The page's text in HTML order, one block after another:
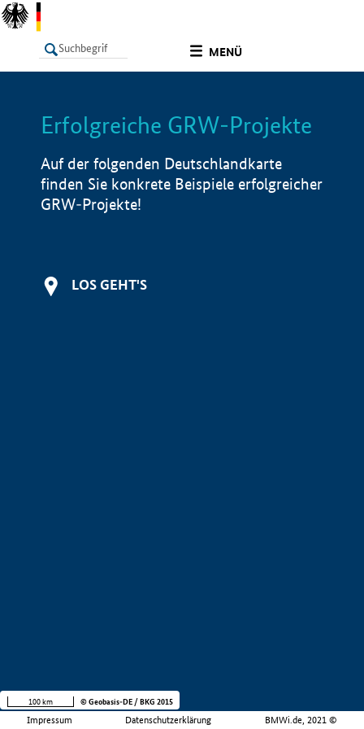
MENÜ
LISTE Info
Erfolgreiche GRW-Projekte
Auf der folgenden Deutschlandkarte
finden Sie konkrete Beispiele erfolgreicher
GRW-Projekte!
LOS GEHT'S
Impressum Datenschutzerklärung BMWi.de, 2021 ©
100 km © Geobasis-DE / BKG 2015